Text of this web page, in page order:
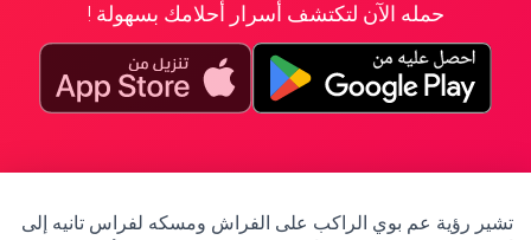
حمله الآن لتكتشف أسرار أحلامك بسهولة !
تشير رؤية عم بوي الراكب على الفراش ومسكه لفراس تانيه إلى